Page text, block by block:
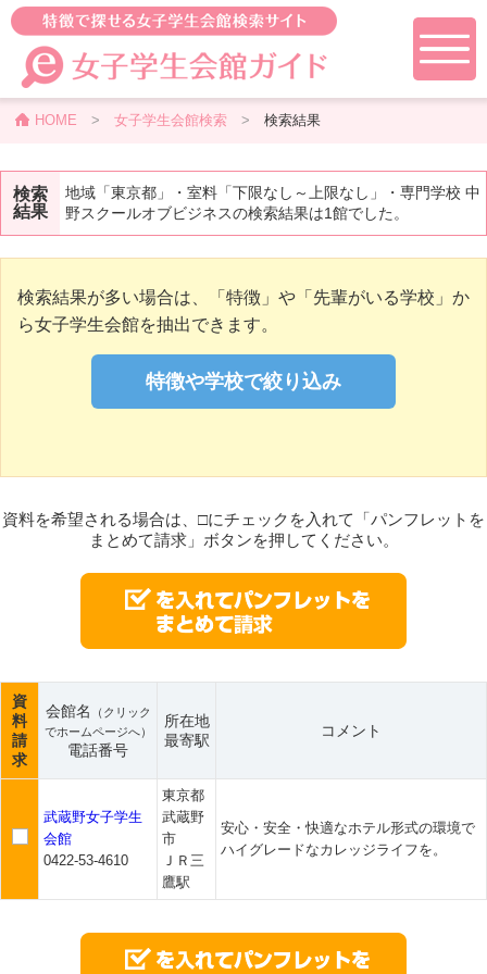
HOME > 女子学生会館検索> 検索結果
検索
結果
地域「東京都」・室料「下限なし～上限なし」・専門学校 中
野スクールオブビジネスの検索結果は1館でした。
検索結果が多い場合は、「特徴」や「先輩がいる学校」か
ら女子学生会館を抽出できます。
資料を希望される場合は、□にチェックを入れて「パンフレットを
まとめて請求」ボタンを押してください。
資
料
請
求
会館名
（クリック
でホームページへ）
電話番号
所在地
最寄駅
コメント
武蔵野女子学生
会館
0422-53-4610
東京都
武蔵野
市
ＪＲ三
鷹駅
安心・安全・快適なホテル形式の環境で
ハイグレードなカレッジライフを。